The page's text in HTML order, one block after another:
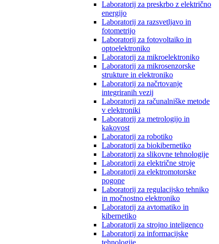
Laboratorij za preskrbo z električno
energijo
Laboratorij za razsvetljavo in
fotometrijo
Laboratorij za fotovoltaiko in
optoelektroniko
Laboratorij za mikroelektroniko
Laboratorij za mikrosenzorske
strukture in elektroniko
Laboratorij za načrtovanje
integriranih vezij
Laboratorij za računalniške metode
v elektroniki
Laboratorij za metrologijo in
kakovost
Laboratorij za robotiko
Laboratorij za biokibernetiko
Laboratorij za slikovne tehnologije
Laboratorij za električne stroje
Laboratorij za elektromotorske
pogone
Laboratorij za regulacijsko tehniko
in močnostno elektroniko
Laboratorij za avtomatiko in
kibernetiko
Laboratorij za strojno inteligenco
Laboratorij za informacijske
tehnologije